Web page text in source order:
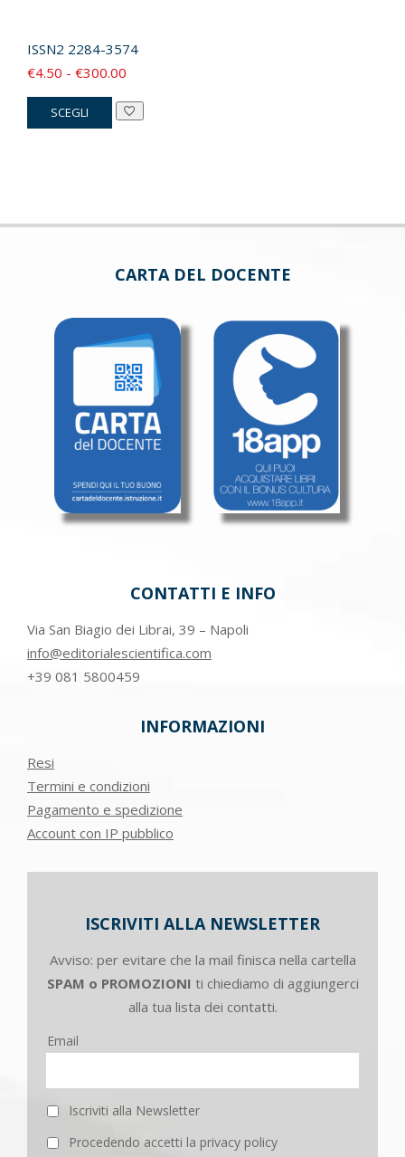
ISSN2 2284-3574
€4.50 - €300.00
prezzo:
SCEGLI
Questo
prodotto
Le
possono
scelte
nella
pagina
del
prodotto
CARTA DEL DOCENTE
CONTATTI E INFO
Via San Biagio dei Librai, 39 – Napoli
info@editorialescientifica.com
+39 081 5800459
INFORMAZIONI
Resi
Termini e condizioni
Pagamento e spedizione
Account con IP pubblico
ISCRIVITI ALLA NEWSLETTER
Avviso: per evitare che la mail finisca nella cartella
SPAM o PROMOZIONI ti chiediamo di aggiungerci
alla tua lista dei contatti.
Email
Iscriviti alla Newsletter
Procedendo accetti la privacy policy